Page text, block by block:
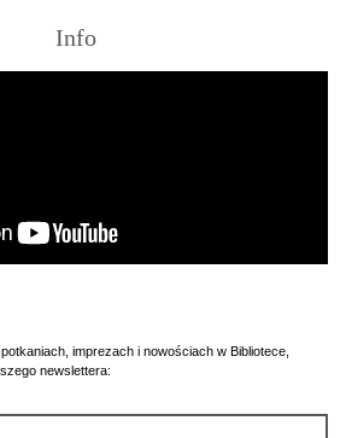
Info
imprezach i nowościach w Bibliotece,
newslettera: